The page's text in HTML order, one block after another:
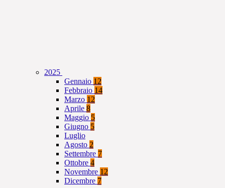
2025
Gennaio 12
Febbraio 14
Marzo 12
Aprile 8
Maggio 5
Giugno 5
Luglio
Agosto 2
Settembre 7
Ottobre 4
Novembre 12
Dicembre 7